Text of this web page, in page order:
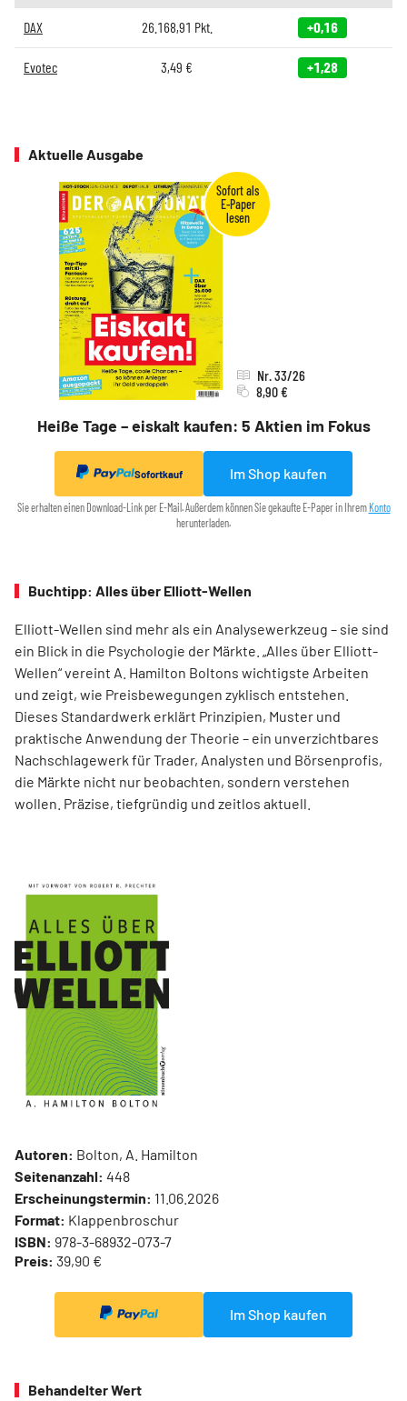
DAX 26.168,91 Pkt. +0,16
Evotec 3,49 € +1,28
Aktuelle Ausgabe
Heiße Tage – eiskalt kaufen: 5 Aktien im Fokus
Nr. 33/26
8,90 €
Sofortkauf Im Shop kaufen
Sie erhalten einen Download-Link per E-Mail. Außerdem können Sie gekaufte E-Paper in Ihrem Konto
herunterladen.
Buchtipp: Alles über Elliott-Wellen
Elliott-Wellen sind mehr als ein Analysewerkzeug – sie sind
ein Blick in die Psychologie der Märkte. „Alles über Elliott-
Wellen“ vereint A. Hamilton Boltons wichtigste Arbeiten
und zeigt, wie Preisbewegungen zyklisch entstehen.
Dieses Standardwerk erklärt Prinzipien, Muster und
praktische Anwendung der Theorie – ein unverzichtbares
Nachschlagewerk für Trader, Analysten und Börsenprofis,
die Märkte nicht nur beobachten, sondern verstehen
wollen. Präzise, tiefgründig und zeitlos aktuell.
Autoren: Bolton, A. Hamilton
Seitenanzahl: 448
Erscheinungstermin: 11.06.2026
Format: Klappenbroschur
ISBN: 978-3-68932-073-7
Preis: 39,90 €
Im Shop kaufen
Behandelter Wert